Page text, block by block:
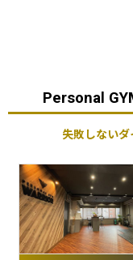
Personal
失敗しない